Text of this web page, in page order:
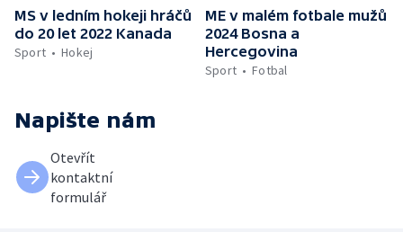
MS v ledním hokeji hráčů
do 20 let 2022 Kanada
Sport
Hokej
ME v malém fotbale mužů
2024 Bosna a
Hercegovina
Sport
Fotbal
Napište nám
Otevřít
kontaktní
formulář